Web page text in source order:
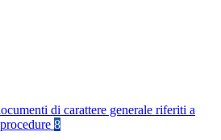
di carattere generale riferiti a
8